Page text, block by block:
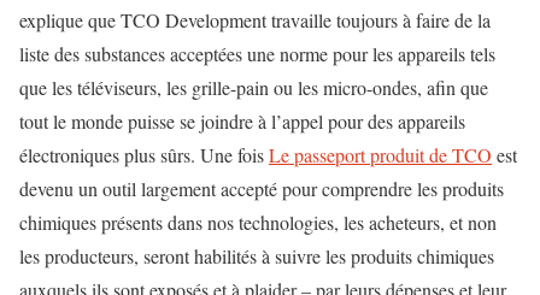
explique que TCO Development travaille toujours à faire de la
liste des substances acceptées une norme pour les appareils tels
que les téléviseurs, les grille-pain ou les micro-ondes, afin que
tout le monde puisse se joindre à l’appel pour des appareils
électroniques plus sûrs. Une foisLe passeport produit de TCO est
devenu un outil largement accepté pour comprendre les produits
chimiques présents dans nos technologies, les acheteurs, et non
les producteurs, seront habilités à suivre les produits chimiques
auxquels ils sont exposés et à plaider – par leurs dépenses et leur